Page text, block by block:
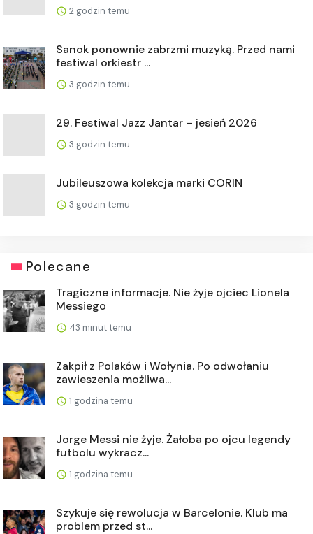
2 godzin temu
Sanok ponownie zabrzmi muzyką. Przed nami
festiwal orkiestr ...
3 godzin temu
29. Festiwal Jazz Jantar – jesień 2026
3 godzin temu
Jubileuszowa kolekcja marki CORIN
3 godzin temu
Polecane
Tragiczne informacje. Nie żyje ojciec Lionela
Messiego
43 minut temu
Zakpił z Polaków i Wołynia. Po odwołaniu
zawieszenia możliwa...
1 godzina temu
Jorge Messi nie żyje. Żałoba po ojcu legendy
futbolu wykracz...
1 godzina temu
Szykuje się rewolucja w Barcelonie. Klub ma
problem przed st...